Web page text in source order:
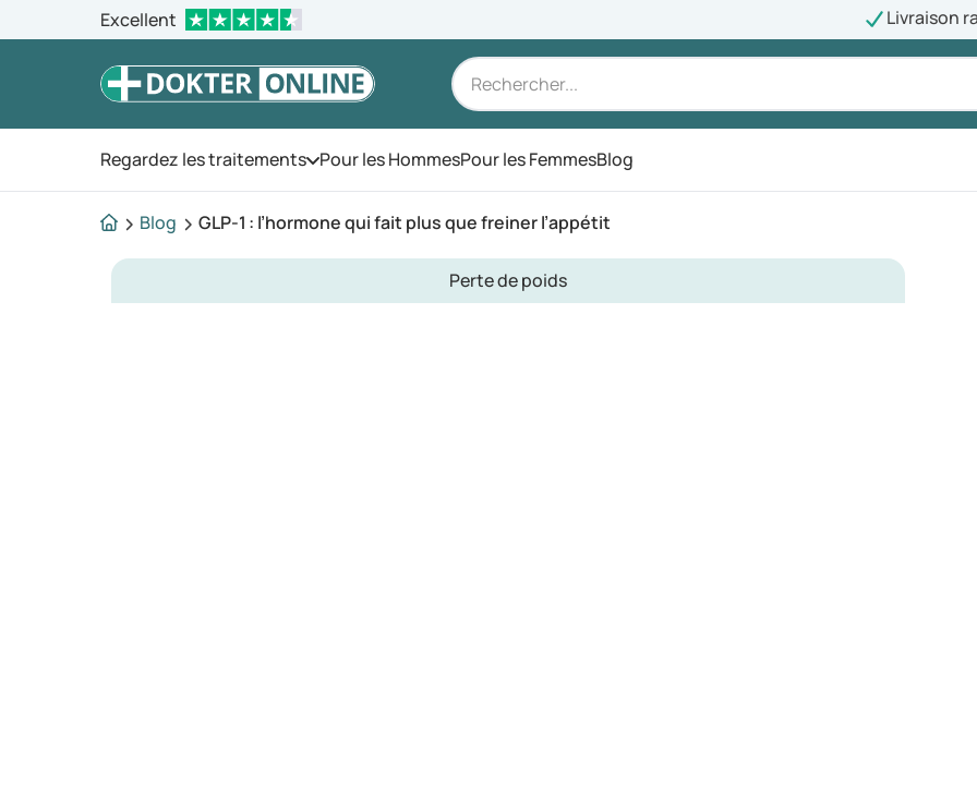
Excellent Livraison
Regardez les traitementsOuvrez le menu
Pour les HommesPour les FemmesBlog
Blog GLP-1 : l’hormone qui fait plus que freiner l’appétit
Perte de poids